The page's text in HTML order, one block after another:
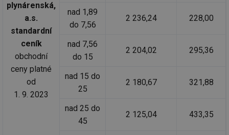
plynárenská,
a.s.
standardní
ceník
obchodní
ceny platné
od
1. 9. 2023
nad 1,89
do 7,56
2 236,24 228,00
nad 7,56
do 15
2 204,02 295,36
nad 15 do
25
2 180,67 321,88
nad 25 do
45
2 125,04 433,35